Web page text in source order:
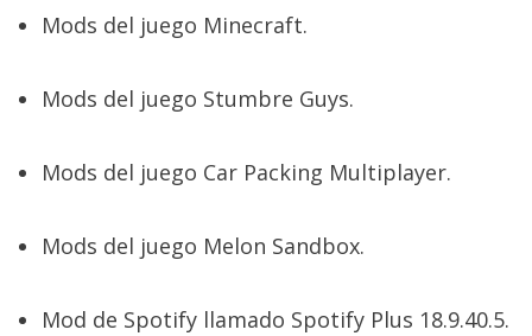
Mods del juego Minecraft.
Mods del juego Stumbre Guys.
Mods del juego Car Packing Multiplayer.
Mods del juego Melon Sandbox.
Mod de Spotify llamado Spotify Plus 18.9.40.5.